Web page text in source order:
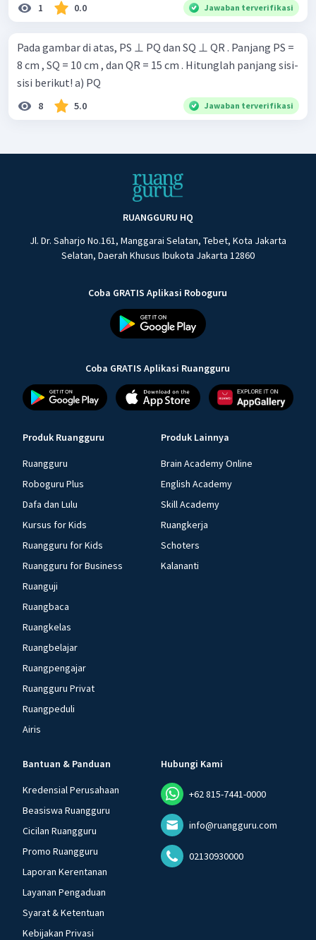
1 0.0 Jawaban terverifikasi
Pada gambar di atas, PS ⊥ PQ dan SQ ⊥ QR . Panjang PS =
8 cm , SQ = 10 cm , dan QR = 15 cm . Hitunglah panjang sisi-
sisi berikut! a) PQ
8 5.0 Jawaban terverifikasi
RUANGGURU HQ
Jl. Dr. Saharjo No.161, Manggarai Selatan, Tebet, Kota Jakarta
Selatan, Daerah Khusus Ibukota Jakarta 12860
Coba GRATIS Aplikasi Roboguru
Coba GRATIS Aplikasi Ruangguru
Produk Ruangguru
Ruangguru
Roboguru Plus
Dafa dan Lulu
Kursus for Kids
Ruangguru for Kids
Ruangguru for Business
Ruanguji
Ruangbaca
Ruangkelas
Ruangbelajar
Ruangpengajar
Ruangguru Privat
Ruangpeduli
Airis
Produk Lainnya
Brain Academy Online
English Academy
Skill Academy
Ruangkerja
Schoters
Kalananti
Bantuan & Panduan
Kredensial Perusahaan
Beasiswa Ruangguru
Cicilan Ruangguru
Promo Ruangguru
Laporan Kerentanan
Layanan Pengaduan
Syarat & Ketentuan
Kebijakan Privasi
Hubungi Kami
+62 815-7441-0000
info@ruangguru.com
02130930000